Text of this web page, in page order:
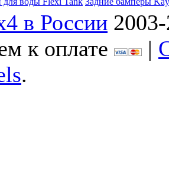
в России
к оплате
|
.